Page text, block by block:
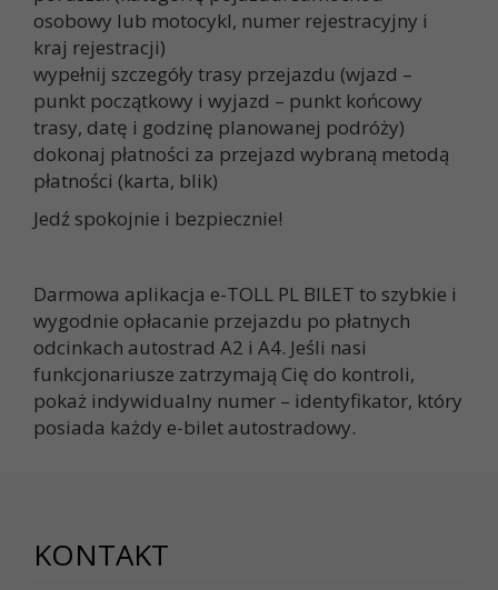
osobowy lub motocykl, numer rejestracyjny i
kraj rejestracji)
wypełnij szczegóły trasy przejazdu (wjazd –
punkt początkowy i wyjazd – punkt końcowy
trasy, datę i godzinę planowanej podróży)
dokonaj płatności za przejazd wybraną metodą
płatności (karta, blik)
Jedź spokojnie i bezpiecznie!
Darmowa aplikacja e-TOLL PL BILET to szybkie i
wygodnie opłacanie przejazdu po płatnych
odcinkach autostrad A2 i A4. Jeśli nasi
funkcjonariusze zatrzymają Cię do kontroli,
pokaż indywidualny numer – identyfikator, który
posiada każdy e-bilet autostradowy.
KONTAKT